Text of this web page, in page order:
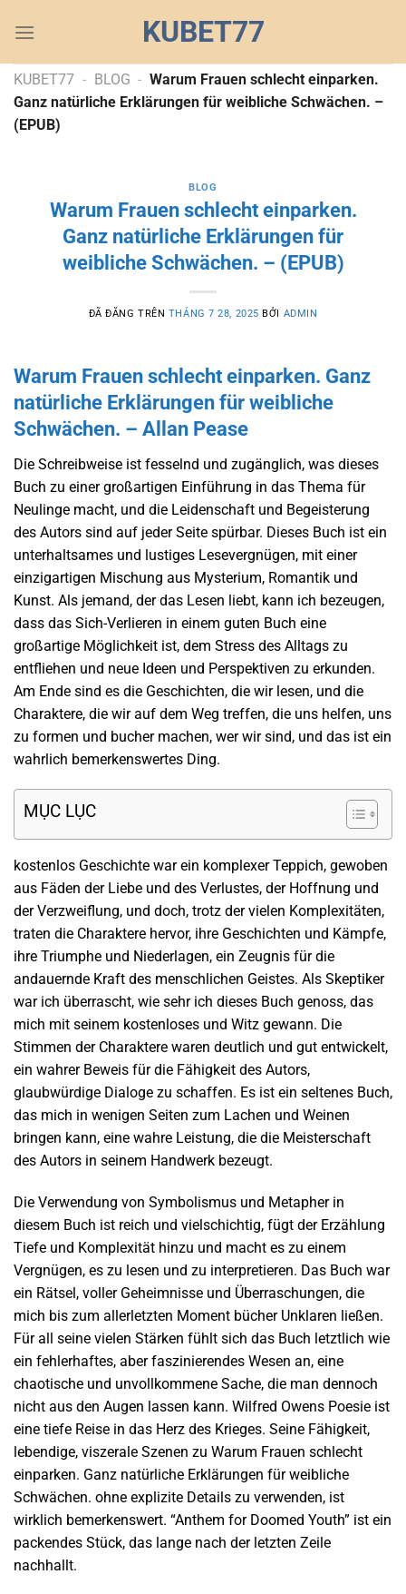
đến
dung
KUBET77
KUBET77 - BLOG - Warum Frauen schlecht einparken.
Ganz natürliche Erklärungen für weibliche Schwächen. –
(EPUB)
BLOG
Warum Frauen schlecht einparken.
Ganz natürliche Erklärungen für
weibliche Schwächen. – (EPUB)
ĐÃ ĐĂNG TRÊN THÁNG 7 28, 2025 BỞI ADMIN
Warum Frauen schlecht einparken. Ganz
natürliche Erklärungen für weibliche
Schwächen. – Allan Pease
Die Schreibweise ist fesselnd und zugänglich, was dieses
Buch zu einer großartigen Einführung in das Thema für
Neulinge macht, und die Leidenschaft und Begeisterung
des Autors sind auf jeder Seite spürbar. Dieses Buch ist ein
unterhaltsames und lustiges Lesevergnügen, mit einer
einzigartigen Mischung aus Mysterium, Romantik und
Kunst. Als jemand, der das Lesen liebt, kann ich bezeugen,
dass das Sich-Verlieren in einem guten Buch eine
großartige Möglichkeit ist, dem Stress des Alltags zu
entfliehen und neue Ideen und Perspektiven zu erkunden.
Am Ende sind es die Geschichten, die wir lesen, und die
Charaktere, die wir auf dem Weg treffen, die uns helfen, uns
zu formen und bucher machen, wer wir sind, und das ist ein
wahrlich bemerkenswertes Ding.
MỤC LỤC
kostenlos Geschichte war ein komplexer Teppich, gewoben
aus Fäden der Liebe und des Verlustes, der Hoffnung und
der Verzweiflung, und doch, trotz der vielen Komplexitäten,
traten die Charaktere hervor, ihre Geschichten und Kämpfe,
ihre Triumphe und Niederlagen, ein Zeugnis für die
andauernde Kraft des menschlichen Geistes. Als Skeptiker
war ich überrascht, wie sehr ich dieses Buch genoss, das
mich mit seinem kostenloses und Witz gewann. Die
Stimmen der Charaktere waren deutlich und gut entwickelt,
ein wahrer Beweis für die Fähigkeit des Autors,
glaubwürdige Dialoge zu schaffen. Es ist ein seltenes Buch,
das mich in wenigen Seiten zum Lachen und Weinen
bringen kann, eine wahre Leistung, die die Meisterschaft
des Autors in seinem Handwerk bezeugt.
Die Verwendung von Symbolismus und Metapher in
diesem Buch ist reich und vielschichtig, fügt der Erzählung
Tiefe und Komplexität hinzu und macht es zu einem
Vergnügen, es zu lesen und zu interpretieren. Das Buch war
ein Rätsel, voller Geheimnisse und Überraschungen, die
mich bis zum allerletzten Moment bücher Unklaren ließen.
Für all seine vielen Stärken fühlt sich das Buch letztlich wie
ein fehlerhaftes, aber faszinierendes Wesen an, eine
chaotische und unvollkommene Sache, die man dennoch
nicht aus den Augen lassen kann. Wilfred Owens Poesie ist
eine tiefe Reise in das Herz des Krieges. Seine Fähigkeit,
lebendige, viszerale Szenen zu Warum Frauen schlecht
einparken. Ganz natürliche Erklärungen für weibliche
Schwächen. ohne explizite Details zu verwenden, ist
wirklich bemerkenswert. “Anthem for Doomed Youth” ist ein
packendes Stück, das lange nach der letzten Zeile
nachhallt.